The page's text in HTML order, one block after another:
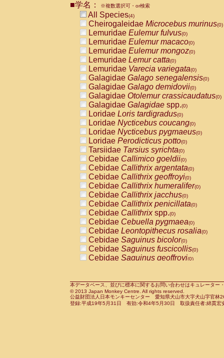
CebidaeCebus nigrivittatus
CebidaeCebus
CebidaeSaimiri boliviensis(0)
CebidaeSaimiri sciureus(0)
AtelidaeAlouatta caraya(0)
AtelidaeAlouatta fusca(0)
AtelidaeAlouatta seniculus
AtelidaeAlouattaspp.(0)
AtelidaeAteles belzebuth(0)
AtelidaeAteles geoffroyi(0)
AtelidaeAteles paniscus(0)
AtelidaeAtelesspp.(0)
Atelidae Lagothrix lagothricha
AtelidaeLagothrix lagothricha cana
PitheciidaeCacajao calvus
PitheciidaeCallicebus cupreus
PitheciidaeCallicebus donacophilus
PitheciidaeCallicebus moloch
PitheciidaeCallicebus torquatus
PitheciidaeCallicebusspp.(0)
PitheciidaeChiropotes satanas(0)
PitheciidaePithecia monachus
PitheciidaePithecia pithecia(0)
CercopithecidaeCercocebus agilis
CercopithecidaeCercocebus
CercopithecidaeCercocebus
CercopithecidaeCercocebus
CercopithecidaeCercocebus
CercopithecidaeCercocebushybrid
CercopithecidaePapio anubis(0)
CercopithecidaePapio cynocephalus
CercopithecidaePapio hamadryas(0)
■学名： ※複数選択可・or検索
All Species(4)
Cheirogaleidae Microcebus murinus(0)
Lemuridae Eulemur fulvus(0)
Lemuridae Eulemur macaco(0)
Lemuridae Eulemur mongoz(0)
Lemuridae Lemur catta(0)
Lemuridae Varecia variegata(0)
Galagidae Galago senegalensis(0)
Galagidae Galago demidovii(0)
Galagidae Otolemur crassicaudatus(0)
Galagidae Galagidae spp.(0)
Loridae Loris tardigradus(0)
Loridae Nycticebus coucang(0)
Loridae Nycticebus pygmaeus(0)
Loridae Perodicticus potto(0)
Tarsiidae Tarsius syrichta(0)
Cebidae Callimico goeldii(0)
Cebidae Callithrix argentata(0)
Cebidae Callithrix geoffroyi(0)
Cebidae Callithrix humeralifer(0)
Cebidae Callithrix jacchus(0)
Cebidae Callithrix penicillata(0)
Cebidae Callithrixspp.(0)
Cebidae Cebuella pygmaea(0)
Cebidae Leontopithecus rosalia(0)
Cebidae Saguinus bicolor(0)
Cebidae Saguinus fuscicollis(0)
Cebidae Saguinus geoffroyi(0)
CebidaeSaguinus leucopus(0)
CebidaeSaguinus midas(0)
Cebidae Saguinus mystax(0)
本データベース、並びに標本に関するお問い合わせはキュレータ
© 2013 Japan Monkey Centre. All rights reserved.
公益財団法人日本モンキーセンター 愛知県犬山市大字犬山字官
登録:平成19年5月31日 有効:令和4年5月30日 取扱責任者:綿貫宏